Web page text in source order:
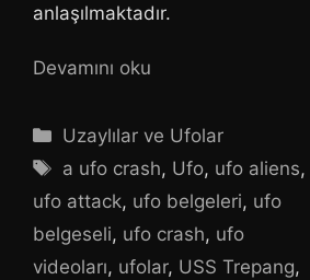
anlaşılmaktadır.
Devamını oku
Kategoriler
Uzaylılar ve Ufolar
Etiketler
a ufo crash, Ufo, ufo aliens,
ufo attack, ufo belgeleri, ufo
belgeseli, ufo crash, ufo
videoları, ufolar, USS Trepang,